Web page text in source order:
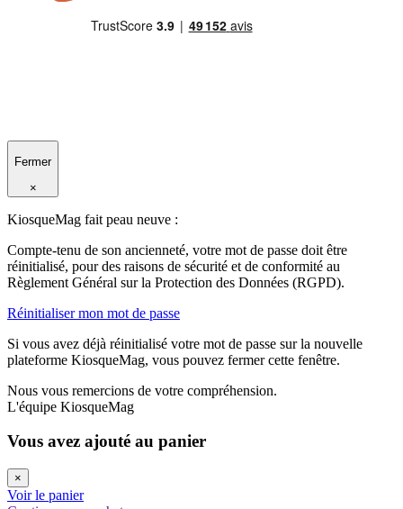
Fermer
×
KiosqueMag fait peau neuve :
Compte-tenu de son ancienneté, votre mot de passe doit être
réinitialisé, pour des raisons de sécurité et de conformité au
Règlement Général sur la Protection des Données (RGPD).
Réinitialiser mon mot de passe
Si vous avez déjà réinitialisé votre mot de passe sur la nouvelle
plateforme KiosqueMag, vous pouvez fermer cette fenêtre.
Nous vous remercions de votre compréhension.
L'équipe KiosqueMag
Vous avez ajouté au panier
×
Voir le panier